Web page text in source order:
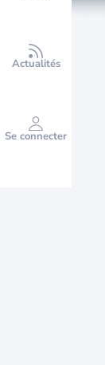
Actualités
Se connecter